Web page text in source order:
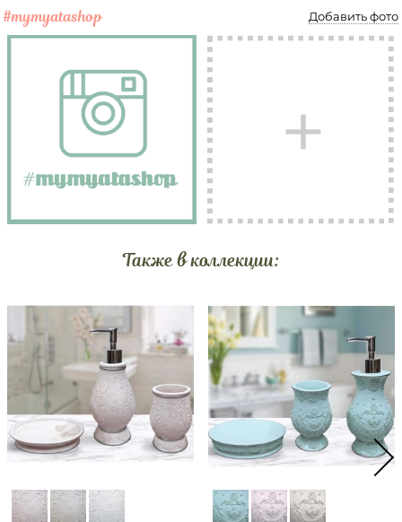
#mymyatashop Добавить фото
Также в коллекции: